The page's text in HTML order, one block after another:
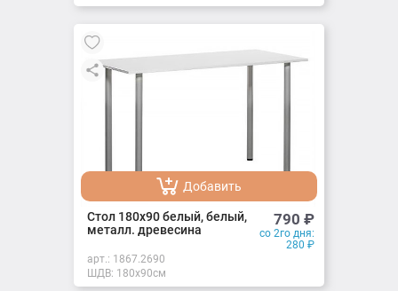
Добавить
Добавлено
Стол 180х90 белый, белый,
металл. древесина
790 ₽
со 2го дня:
280 ₽
арт.: 1867.2690
ШДВ: 180x90см